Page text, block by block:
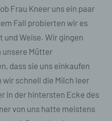
Frau Kneer uns ein paar
Fall probierten wir es
Weise. Wir gingen
unsere Mütter
dass sie uns einkaufen
schnell die Milch leer
in der hintersten Ecke des
von uns hatte meistens